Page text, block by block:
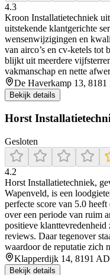
4.3
Kroon Installatietechniek
uitstekende klantgerichte
wensenwijzigingen en
van airco’s en cv‑ketels
blijkt uit meerdere
vakmanschap en nette
De Haverkamp 13,
Bekijk details
Horst
Gesloten
4.2
Horst Installatietechniek,
Wapenveld, is een
perfecte score van 5.0
over een periode van ruim
positieve
reviews. Daar tegenover
waardoor de reputatie zich
Klapperdijk 14, 8191
Bekijk details